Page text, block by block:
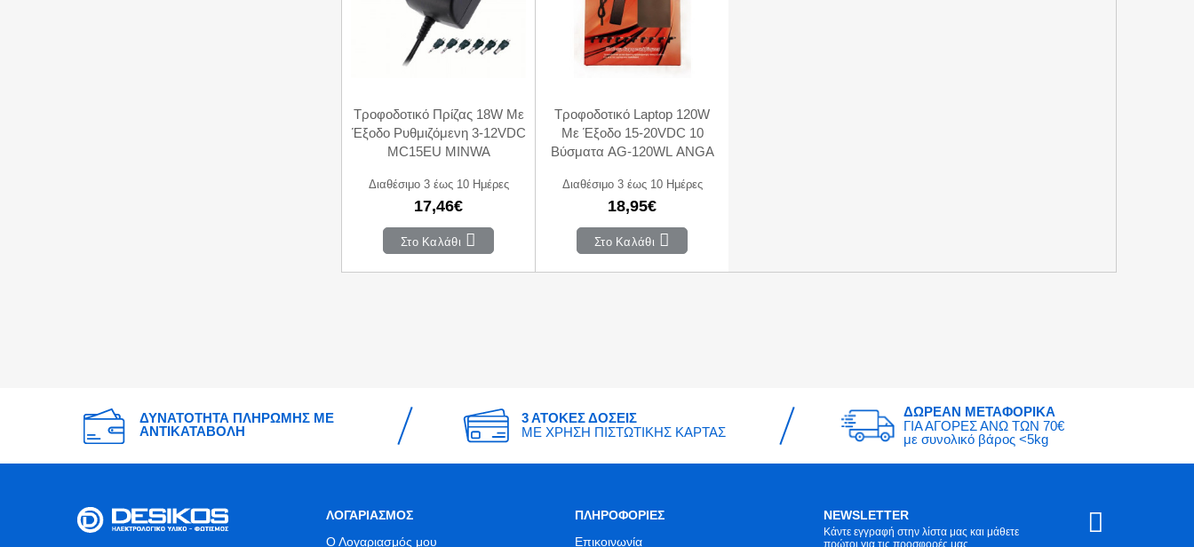
Τροφοδοτικό Πρίζας 18W Με
Έξοδο Ρυθμιζόμενη 3-12VDC
MC15EU MINWA
Διαθέσιμο 3 έως 10 Ημέρες
17,46€
Στο Καλάθι
Τροφοδοτικό Laptop 120W
Με Έξοδο 15-20VDC 10
Βύσματα AG-120WL ANGA
Διαθέσιμο 3 έως 10 Ημέρες
18,95€
Στο Καλάθι
ΔΥΝΑΤΟΤΗΤΑ ΠΛΗΡΩΜΗΣ ΜΕ
ΑΝΤΙΚΑΤΑΒΟΛΗ
3 ΑΤΟΚΕΣ ΔΟΣΕΙΣ
ΜΕ ΧΡΗΣΗ ΠΙΣΤΩΤΙΚΗΣ ΚΑΡΤΑΣ
ΔΩΡΕΑΝ ΜΕΤΑΦΟΡΙΚΑ
ΓΙΑ ΑΓΟΡΕΣ ΑΝΩ ΤΩΝ 70€
με συνολικό βάρος <5kg
ΛΟΓΑΡΙΑΣΜΟΣ
Ο Λογαριασμός μου
ΠΛΗΡΟΦΟΡΙΕΣ
Επικοινωνία
NEWSLETTER
Κάντε εγγραφή στην λίστα μας και μάθετε
πρώτοι για τις προσφορές μας.